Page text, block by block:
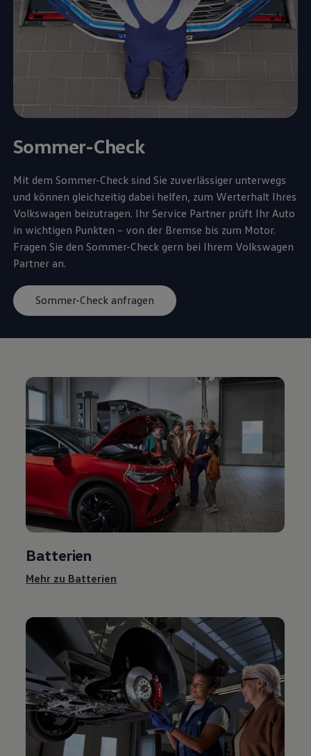
Sommer-Check
Mit dem Sommer-Check sind Sie zuverlässiger unterwegs
und können gleichzeitig dabei helfen, zum Werterhalt Ihres
Volkswagen beizutragen. Ihr Service Partner prüft Ihr Auto
in wichtigen Punkten – von der Bremse bis zum Motor.
Fragen Sie den Sommer-Check gern bei Ihrem Volkswagen
Partner an.
Sommer-Check anfragen
Batterien
Mehr zu Batterien